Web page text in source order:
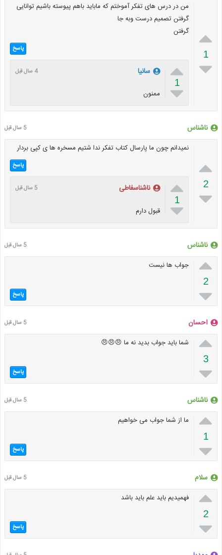

1

من در درس های تفکر آموختم که ماباید باهم پیوسته باشیم توانایی
گرفتن تصمیم درست وبه جا
گرفتن
پاسخ

1

سانیا 4 سال قبل
ممنون
ناشناس 5 سال قبل

2

نمیدانم چون ما پارسال کتاب تفکر ندا شتیم مسخره ها ی کپی بردار
پاسخ

1

ناشناسفاطی 5 سال قبل
قبول دارم
ناشناس 5 سال قبل

2

جواب ها نیست
پاسخ
احسان 5 سال قبل

3

شما باید جواب بدید نه ما 😠😠😠
پاسخ
ناشناس 5 سال قبل

1

ما از شما جواب می خواهیم
پاسخ
سلام 5 سال قبل

2

فهمیدیم باید علم باید باشد
پاسخ